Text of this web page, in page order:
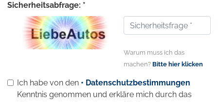
Sicherheitsabfrage: *
Warum muss ich das
machen? Bitte hier klicken
Ich habe von den • Datenschutzbestimmungen
Kenntnis genommen und erkläre mich durch das